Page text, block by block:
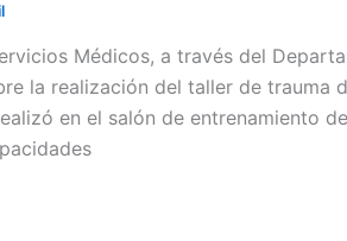
Médicos, a través del
la realización del taller de trauma
en el salón de entrenamiento